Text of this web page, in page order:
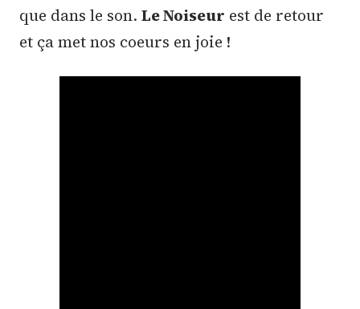
que dans le son. Le Noiseur est de retour
et ça met nos coeurs en joie !